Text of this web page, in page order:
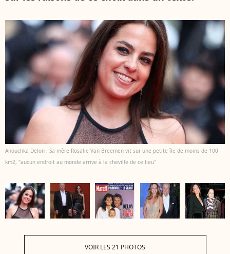
Anouchka Delon : Sa mère Rosalie Van Breemen vit sur une petite île de moins de 100
km2, "aucun endroit au monde arrive à la cheville de ce lieu"
VOIR LES 21 PHOTOS